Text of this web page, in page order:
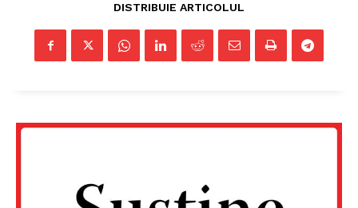
DISTRIBUIE ARTICOLUL